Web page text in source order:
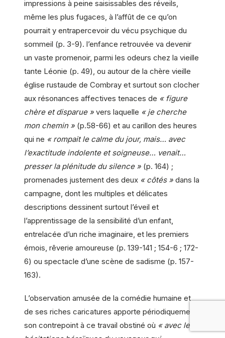
impressions à peine saisissables des réveils,
même les plus fugaces, à l’affût de ce qu’on
pourrait y entrapercevoir du vécu psychique du
sommeil (p. 3-9). l’enfance retrouvée va devenir
un vaste promenoir, parmi les odeurs chez la vieille
tante Léonie (p. 49), ou autour de la chère vieille
église rustaude de Combray et surtout son clocher
aux résonances affectives tenaces de « figure
chère et disparue » vers laquelle « je cherche
mon chemin » (p.58-66) et au carillon des heures
qui ne « rompait le calme du jour, mais… avec
l’exactitude indolente et soigneuse… venait…
presser la plénitude du silence » (p. 164) ;
promenades justement des deux « côtés » dans la
campagne, dont les multiples et délicates
descriptions dessinent surtout l’éveil et
l’apprentissage de la sensibilité d’un enfant,
entrelacée d’un riche imaginaire, et les premiers
émois, rêverie amoureuse (p. 139-141 ; 154-6 ; 172-
6) ou spectacle d’une scène de sadisme (p. 157-
163).
L’observation amusée de la comédie humaine et
de ses riches caricatures apporte périodiquement
son contrepoint à ce travail obstiné où « avec les